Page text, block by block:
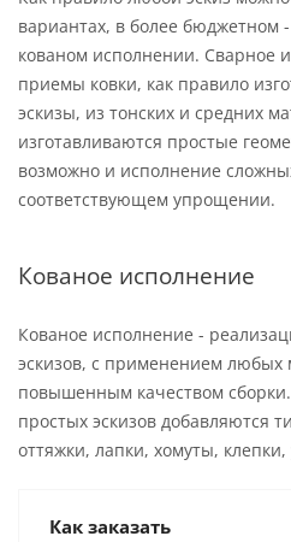
вариантах, в более бюджетном
кованом исполнении. Сварное
приемы ковки, как правило
эскизы, из тонских и средних
изготавливаются простые
возможно и исполнение
соответствующем упрощении.
Кованое исполнение
Кованое исполнение -
эскизов, с применением любых
повышенным качеством
простых эскизов добавляются
оттяжки, лапки, хомуты,
Как заказать